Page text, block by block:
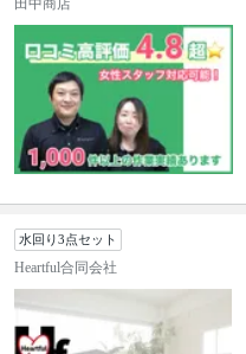
田中商店
水回り3点セット
Heartful合同会社